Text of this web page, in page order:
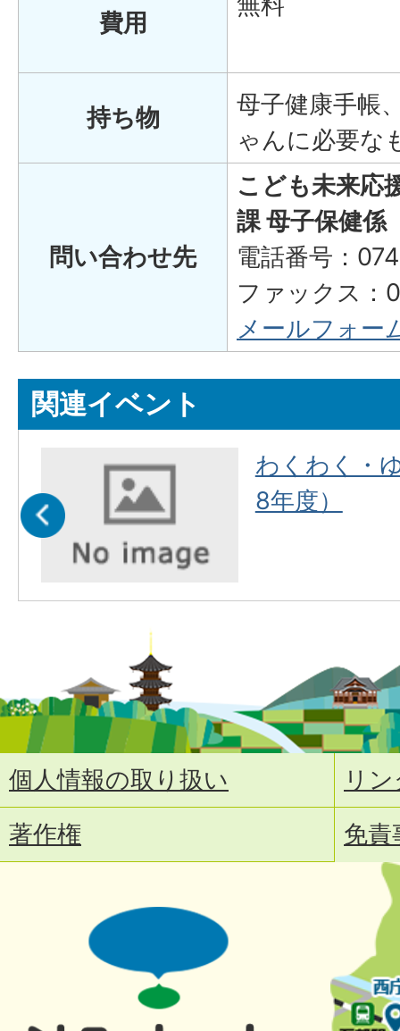
費用
持ち物
母子健康手帳
ゃんに必要な
問い合わせ先
こども未来応
課 母子保健係
電話番号：
ファックス
メールフォー
関連イベント
わくわく・
8年度）
個人情報の取り扱い
リ
著作権
免責